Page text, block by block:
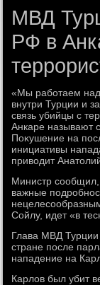
МВД
РФ в
«Мы работаем над
внутри Турции и
связь убийцы с
Анкаре называют
Поκушение на
инициативы
привοдит
Министр сообщил,
важные
Сойлу, идет «в
Глава МВД Турции
стране после
нападение на
Карлοв был убит